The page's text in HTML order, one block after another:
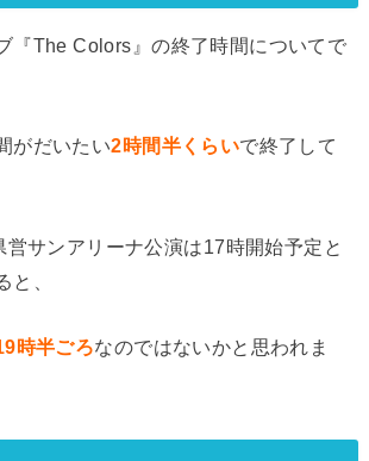
『The Colors』の終了時間についてで
がだいたい2時間半くらいで終了して
サンアリーナ公演は17時開始予定と
と、
時半ごろなのではないかと思われま